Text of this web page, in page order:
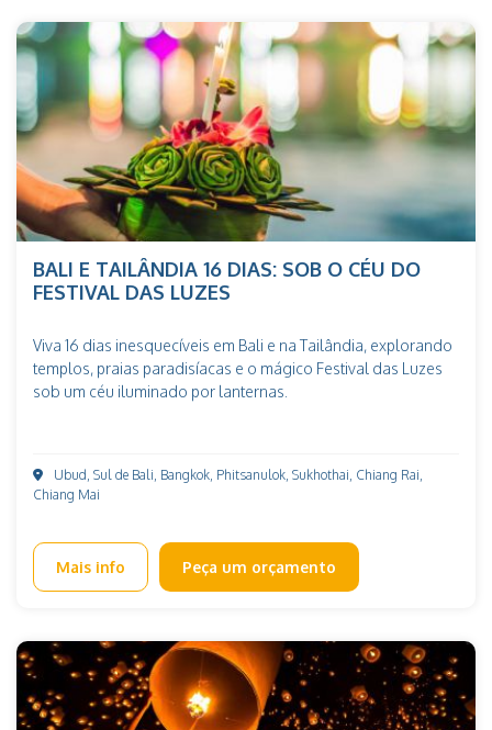
BALI E TAILÂNDIA 16 DIAS: SOB O CÉU DO
FESTIVAL DAS LUZES
Viva 16 dias inesquecíveis em Bali e na Tailândia, explorando
templos, praias paradisíacas e o mágico Festival das Luzes
sob um céu iluminado por lanternas.
Ubud, Sul de Bali, Bangkok, Phitsanulok, Sukhothai, Chiang Rai,
Chiang Mai
Mais info Peça um orçamento